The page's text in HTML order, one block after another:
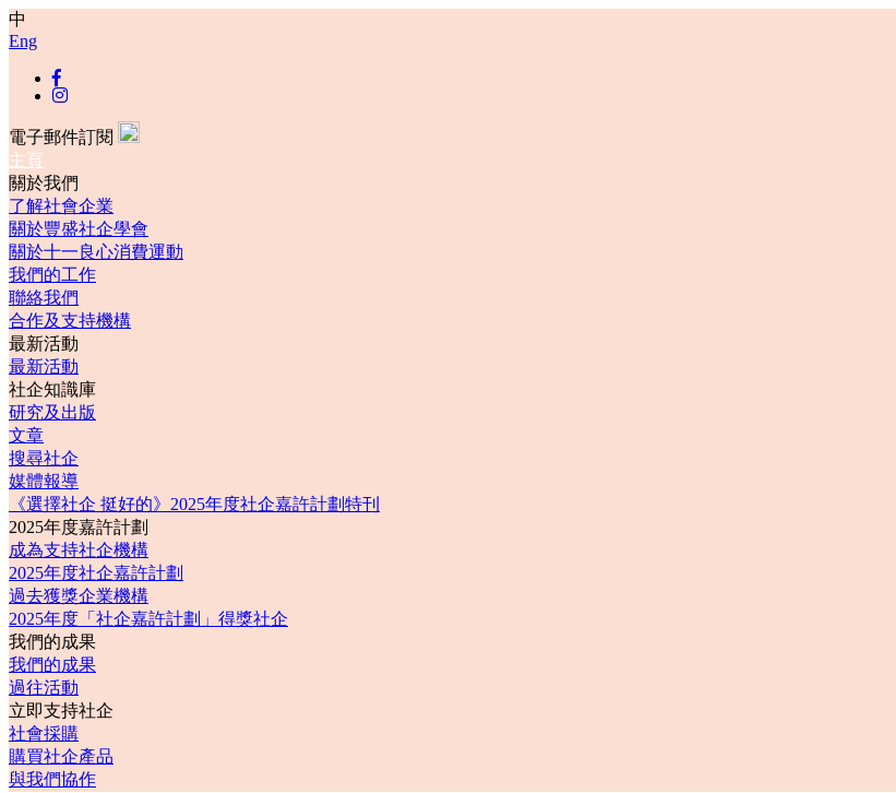
中
Eng
電子郵件訂閱
主頁
關於我們
了解社會企業
關於豐盛社企學會
關於十一良心消費運動
我們的工作
聯絡我們
合作及支持機構
最新活動
最新活動
社企知識庫
研究及出版
文章
搜尋社企
媒體報導
《選擇社企 挺好的》2025年度社企嘉許計劃特刊
2025年度嘉許計劃
成為支持社企機構
2025年度社企嘉許計劃
過去獲獎企業機構
2025年度「社企嘉許計劃」得獎社企
我們的成果
我們的成果
過往活動
立即支持社企
社會採購
購買社企產品
與我們協作